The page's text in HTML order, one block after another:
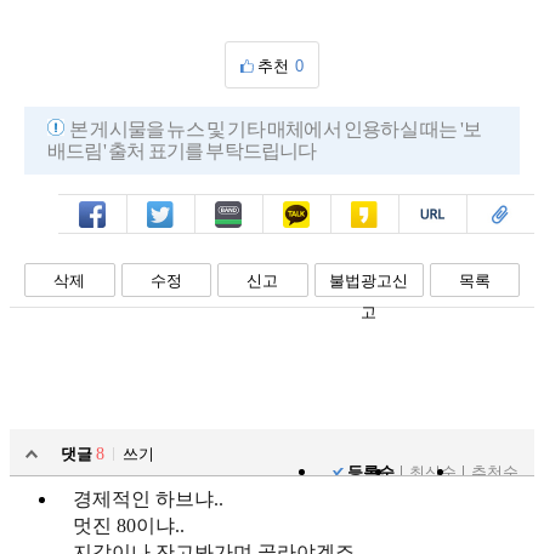
추천 0
본 게시물을 뉴스 및 기타 매체에서 인용하실 때는 '보
배드림' 출처 표기를 부탁드립니다
페북 트윗 밴드 카톡 카스 복사 스크랩
삭제 수정 신고
불법광고신
고
목록
댓글 8
쓰기
등록순
최신순 추천순
경제적인 하브냐..
멋진 80이냐..